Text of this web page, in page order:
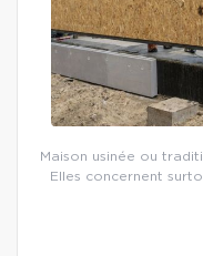
Maison usinée ou
Elles concernent